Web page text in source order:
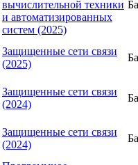
вычислительной техники
и автоматизированных
систем (2025)
Защищенные сети связи
(2025)
Защищенные сети связи
(2024)
Защищенные сети связи
(2024)